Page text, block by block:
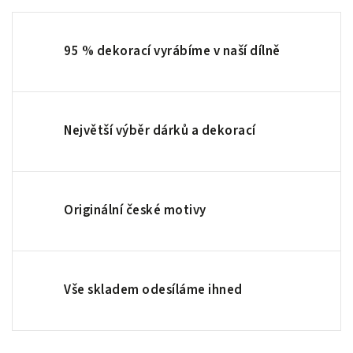
95 % dekorací vyrábíme v naší dílně
Největší výběr dárků a dekorací
Originální české motivy
Vše skladem odesíláme ihned